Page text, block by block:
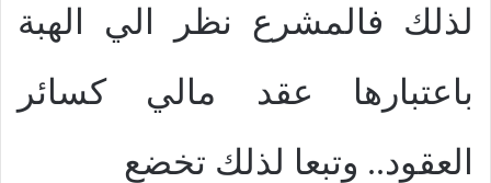
لذلك فالمشرع نظر الي الهبة
باعتبارها عقد مالي كسائر
العقود.. وتبعا لذلك تخضع